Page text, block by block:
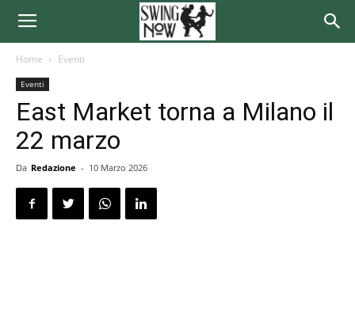
Home Eventi
Eventi
East Market torna a Milano il
22 marzo
Da Redazione - 10 Marzo 2026